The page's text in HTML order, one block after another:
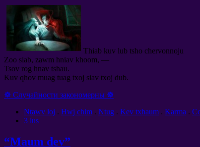
Thiab kuv lub tsho chervonnoju
Zoo siab, zawm hniav khoom, —
Tsov rog hnav tshau.
Kuv qhov muag tuag txoj siav txoj dub.
☸ Случайности закономерны ☸
Ntawv loj . Hwj chim . Ntug . Kev txhaum . Karma .
3 lus
“Maum dev”